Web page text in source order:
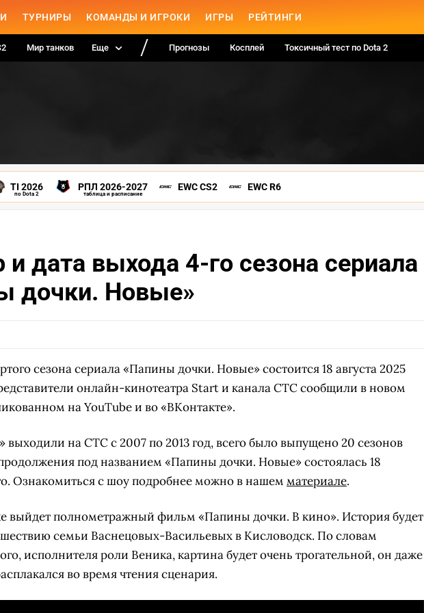
ТУРНИРЫ КОМАНДЫ И ИГРОКИ ИГРЫ РЕЙТИНГИ
Мир танков Еще Прогнозы Косплей Токсичный тест по Dota 2
TI 2026
по Dota 2
РПЛ 2026-2027
таблица и расписание
EWC CS2 EWC R6
и дата выхода 4-го сезона сериала
дочки. Новые»
сезона сериала «Папины дочки. Новые» состоится 18 августа 2025
онлайн-кинотеатра Start и канала СТС сообщили в новом
на YouTube и во «ВКонтакте».
выходили на СТС с 2007 по 2013 год, всего было выпущено 20 сезонов
под названием «Папины дочки. Новые» состоялась 18
Ознакомиться с шоу подробнее можно в нашем материале.
выйдет полнометражный фильм «Папины дочки. В кино». История будет
семьи Васнецовых-Васильевых в Кисловодск. По словам
исполнителя роли Веника, картина будет очень трогательной, он даже
во время чтения сценария.